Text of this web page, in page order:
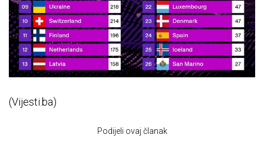
(Vijesti.ba)
Podijeli ovaj članak